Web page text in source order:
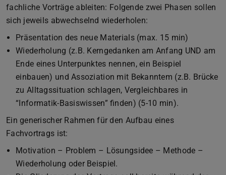
fachliche Vorträge ableiten: Folgende zwei Phasen sollen
sich jeweils abwechselnd wiederholen:
Präsentation des neue Materials (max. 15 min)
Wiederholung (z.B. Kerngedanken am Anfang UND am
Ende eines Unterpunktes nennen, ein Beispiel
einbauen) und Assoziation mit Bekanntem (z.B. Brücke
zu Alltagssituation schlagen, Vergleichbares in
“Informatik-Basiswissen” finden) (5-10 min).
Ein generischer Rahmen für den Aufbau eines
Fachvortrags ist:
Motivation – Problem – Lösungsidee – Methode –
Wiederholung oder Beispiel.